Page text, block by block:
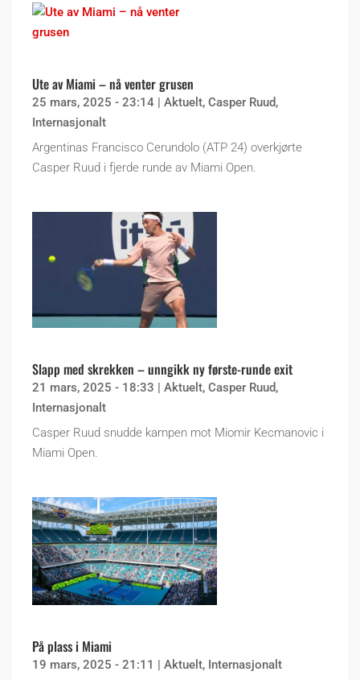
Ute av Miami – nå venter grusen
25 mars, 2025 - 23:14 Aktuelt, Casper Ruud,
Internasjonalt
Argentinas Francisco Cerundolo (ATP 24) overkjørte
Casper Ruud i fjerde runde av Miami Open.
Slapp med skrekken – unngikk ny første-runde exit
21 mars, 2025 - 18:33 | Aktuelt, Casper Ruud,
Internasjonalt
Casper Ruud snudde kampen mot Miomir Kecmanovic i
Miami Open.
På plass i Miami
19 mars, 2025 - 21:11 | Aktuelt, Internasjonalt